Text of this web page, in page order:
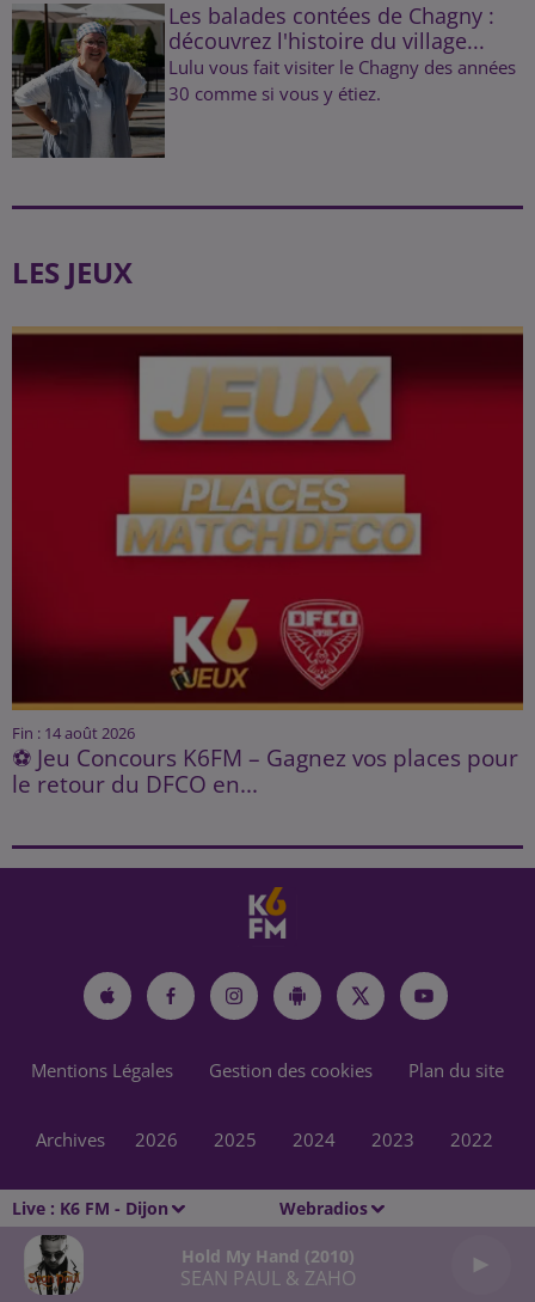
Live : K6 FM - Dijon Webradios
Hold My Hand (2010)
SEAN PAUL & ZAHO
Les balades contées de Chagny :
découvrez l'histoire du village...
Lulu vous fait visiter le Chagny des années
30 comme si vous y étiez.
LES JEUX
Fin : 14 août 2026
⚽ Jeu Concours K6FM – Gagnez vos places pour
le retour du DFCO en...
Mentions Légales Gestion des cookies Plan du site
Archives 2026 2025 2024 2023 2022